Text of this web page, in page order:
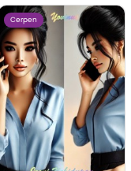
Cerpen